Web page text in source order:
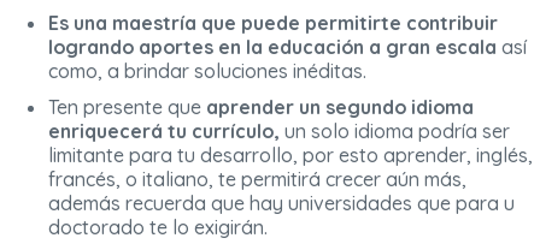
Es una maestría que puede permitirte contribuir
logrando aportes en la educación a gran escala así
como, a brindar soluciones inéditas.
Ten presente que aprender un segundo idioma
enriquecerá tu currículo, un solo idioma podría ser
limitante para tu desarrollo, por esto aprender, inglés,
francés, o italiano, te permitirá crecer aún más,
además recuerda que hay universidades que para u
doctorado te lo exigirán.